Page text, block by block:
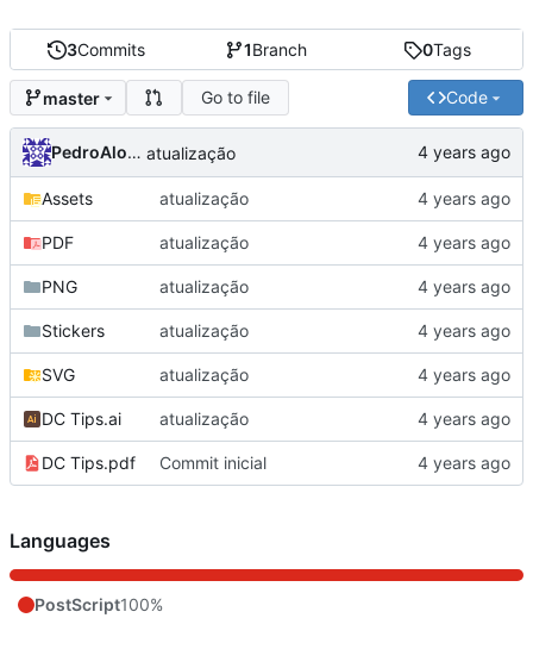
3Commits 1Branch 0Tags
master Go to file Code
PedroAlonso atualização
Assets atualização
PDF atualização
PNG atualização
Stickers atualização
SVG atualização
DC Tips.ai atualização
DC Tips.pdf Commit inicial
Languages
PostScript100%